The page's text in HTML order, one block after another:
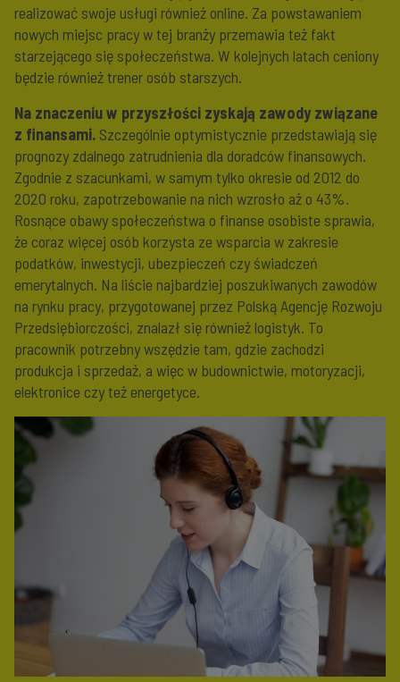
realizować swoje usługi również online. Za powstawaniem
nowych miejsc pracy w tej branży przemawia też fakt
starzejącego się społeczeństwa. W kolejnych latach ceniony
będzie również trener osób starszych.
Na znaczeniu w przyszłości zyskają zawody związane
z finansami. Szczególnie optymistycznie przedstawiają się
prognozy zdalnego zatrudnienia dla doradców finansowych.
Zgodnie z szacunkami, w samym tylko okresie od 2012 do
2020 roku, zapotrzebowanie na nich wzrosło aż o 43%.
Rosnące obawy społeczeństwa o finanse osobiste sprawia,
że coraz więcej osób korzysta ze wsparcia w zakresie
podatków, inwestycji, ubezpieczeń czy świadczeń
emerytalnych. Na liście najbardziej poszukiwanych zawodów
na rynku pracy, przygotowanej przez Polską Agencję Rozwoju
Przedsiębiorczości, znalazł się również logistyk. To
pracownik potrzebny wszędzie tam, gdzie zachodzi
produkcja i sprzedaż, a więc w budownictwie, motoryzacji,
elektronice czy też energetyce.